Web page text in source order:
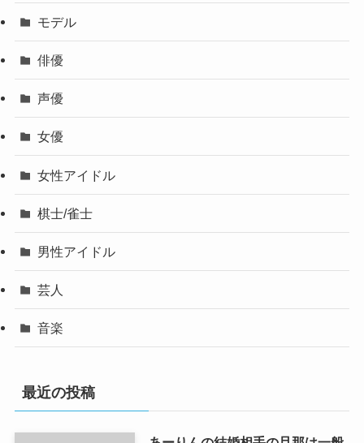
モデル
俳優
声優
女優
女性アイドル
棋士/雀士
男性アイドル
芸人
音楽
最近の投稿